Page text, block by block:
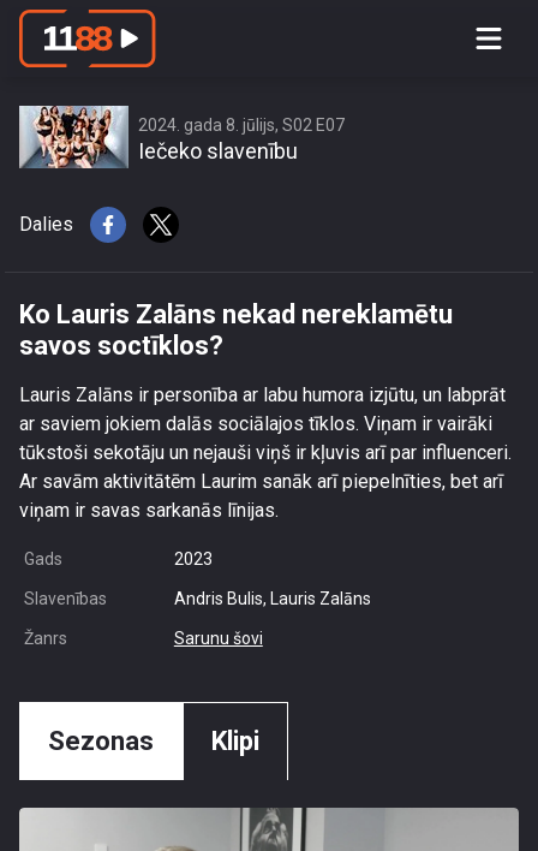
Ko Lauris Zalāns nekad nereklamētu
2024. gada 8. jūlijs, S02 E07
Iečeko slavenību
Dalies
Ko Lauris Zalāns nekad nereklamētu
savos soctīklos?
Lauris Zalāns ir personība ar labu humora izjūtu, un labprāt
ar saviem jokiem dalās sociālajos tīklos. Viņam ir vairāki
tūkstoši sekotāju un nejauši viņš ir kļuvis arī par influenceri.
Ar savām aktivitātēm Laurim sanāk arī piepelnīties, bet arī
viņam ir savas sarkanās līnijas.
Gads 2023
Slavenības Andris Bulis, Lauris Zalāns
Žanrs Sarunu šovi
Sezonas Klipi